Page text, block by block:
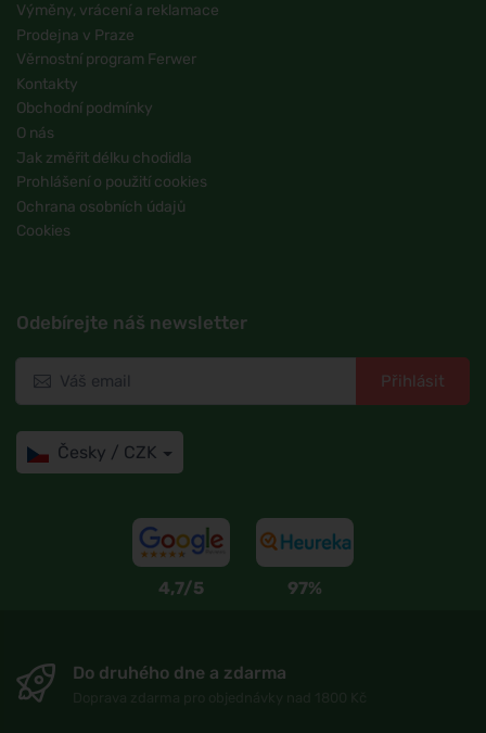
Výměny, vrácení a reklamace
Prodejna v Praze
Věrnostní program Ferwer
Kontakty
Obchodní podmínky
O nás
Jak změřit délku chodidla
Prohlášení o použití cookies
Ochrana osobních údajů
Cookies
Odebírejte náš newsletter
Přihlásit
Česky / CZK
4,7/5 97%
Do druhého dne a zdarma